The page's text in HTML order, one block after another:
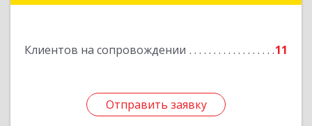
Клиентов на сопровождении 11
Отправить заявку
Подробнее
Отправить заявку